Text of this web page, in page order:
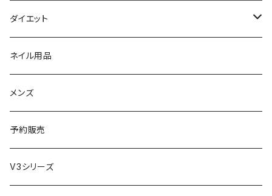
セット販売
リュミエリーナ
エレクトロン
ラディアント
コテ／アイロン
美顔器／スチーマー
ギフトセット
保湿（オイル・ミルク）
生理・ニオイ・ムレ ケア
インナーケア（乳酸菌・腸内環境サポート・更年期ケア）
リラックスアイテム
ダイエット
サプリ
ドリンク
プロテイン
セット
ネイル用品
メンズ
予約販売
V3シリーズ